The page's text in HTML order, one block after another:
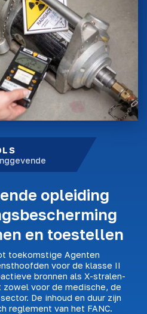
opleiding
en toestellen
toekomstige Agenten
voor de klasse II
bronnen als X-stralen-
voor de medische, de
De inhoud en duur zijn
reglement van het FANC.